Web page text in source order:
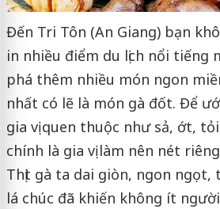
Đến Tri Tôn (An Giang) bạn
in nhiều điểm du lịch nổi tiếng
phá thêm nhiều món ngon
nhất có lẽ là món gà đốt. Để
gia vị quen thuộc như sả, ớt,
chính là gia vị làm nên nét
Thịt gà ta dai giòn, ngon ngọt,
lá chúc đã khiến không ít